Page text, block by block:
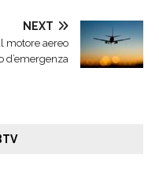
NEXT
motore aereo
d’emergenza